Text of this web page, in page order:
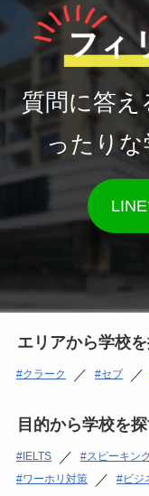
質問に答
ったりな
エリアから学校
クラーク ／ セブ ／
目的から学校を
IELTS ／ スピーキン
ワーホリ対策 ／ ビジ